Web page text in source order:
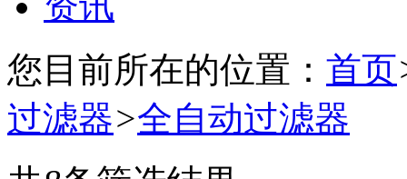
您目前所在的位置： 首页
过滤器>全自动过滤器